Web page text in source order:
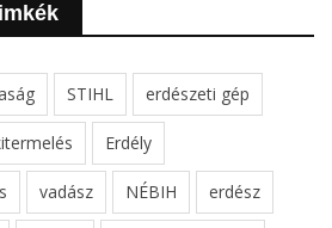
STIHL erdészeti gép
Erdély
vadász NÉBIH erdész